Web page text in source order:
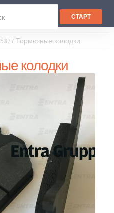
Тормозные колодки
колодки